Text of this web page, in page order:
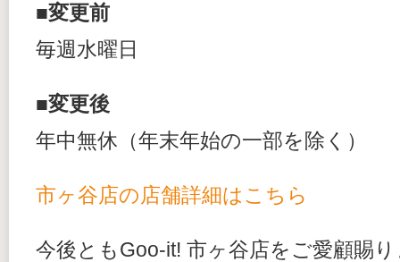
■変更前
毎週水曜日
■変更後
年中無休（年末年始の一部を除く）
市ヶ谷店の店舗詳細はこちら
今後ともGoo-it! 市ヶ谷店をご愛顧賜